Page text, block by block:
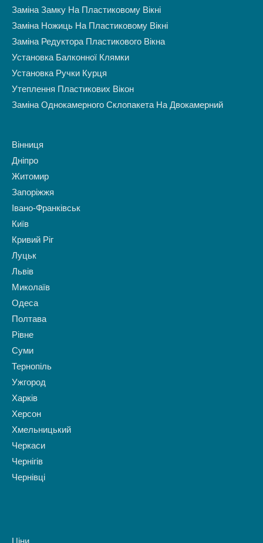
Заміна Замку На Пластиковому Вікні
Заміна Ножиць На Пластиковому Вікні
Заміна Редуктора Пластикового Вікна
Установка Балконної Клямки
Установка Ручки Курця
Утеплення Пластикових Вікон
Заміна Однокамерного Склопакета На Двокамерний
Вінниця
Дніпро
Житомир
Запоріжжя
Івано-Франківськ
Київ
Кривий Ріг
Луцьк
Львів
Миколаїв
Одеса
Полтава
Рівне
Суми
Тернопіль
Ужгород
Харків
Херсон
Хмельницький
Черкаси
Чернігів
Чернівці
Ціни